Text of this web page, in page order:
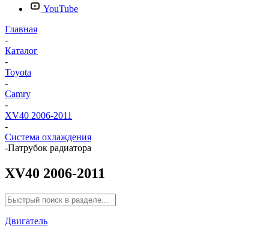
YouTube
Главная
-
Каталог
-
Toyota
-
Camry
-
XV40 2006-2011
-
Система охлаждения
-Патрубок радиатора
XV40 2006-2011
Двигатель